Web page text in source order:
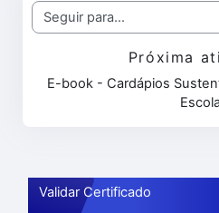
Seguir para...
Próxima
E-book - Cardápios
Validar Certificado